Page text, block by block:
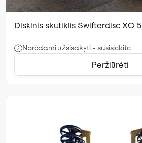
Diskinis skutiklis Swifterdisc XO
Norėdami užsisakyti - susisiekite
Peržiūrėti